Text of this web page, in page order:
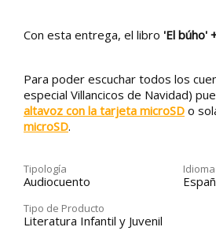
Con esta entrega, el libro 'El búho'
Para poder escuchar todos los
especial Villancicos de Navidad)
altavoz con la tarjeta microSD o
microSD.
Tipología
Audiocuento
Tipo de Producto
Literatura Infantil y Juvenil